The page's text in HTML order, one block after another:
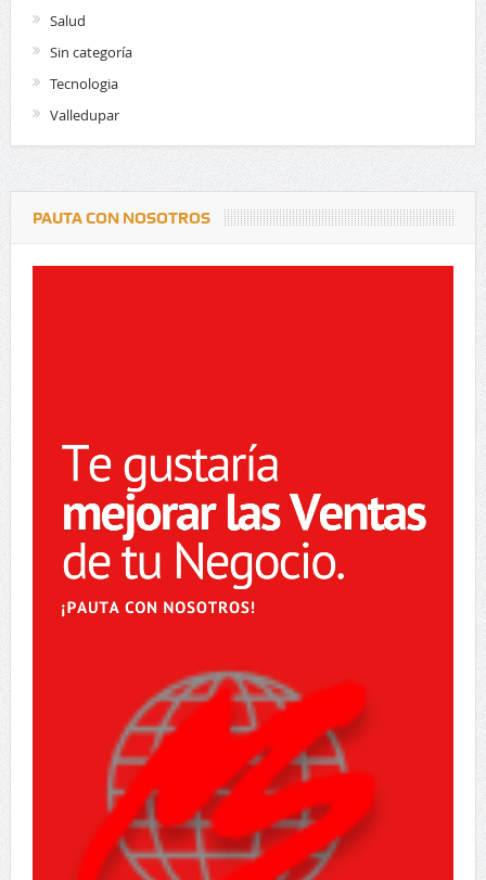
Salud
Sin categoría
Tecnologia
Valledupar
PAUTA CON NOSOTROS